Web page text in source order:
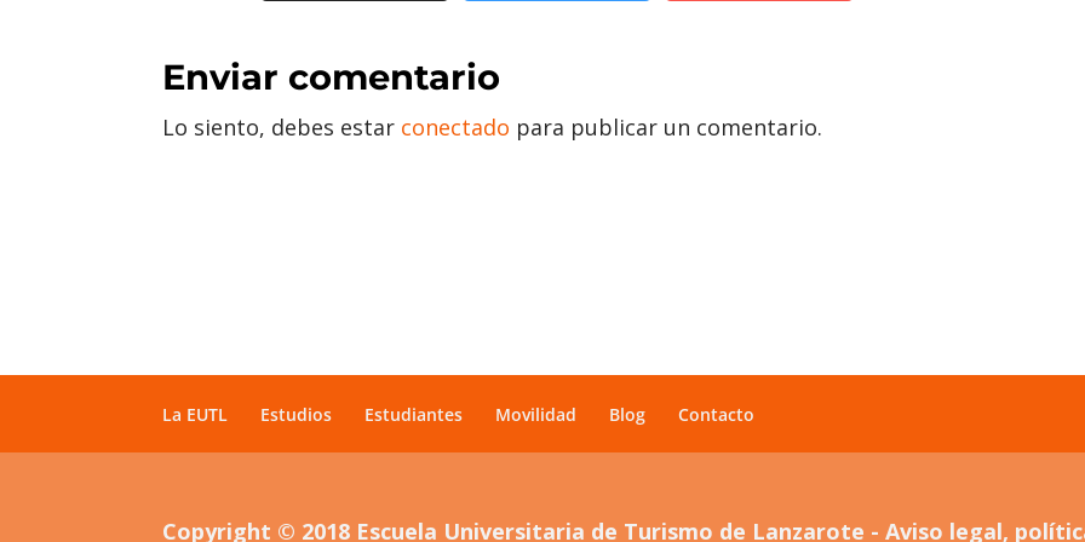
Enviar comentario
Lo siento, debes estar conectado para publicar un comentario.
La EUTL Estudios Estudiantes Movilidad Blog Contacto
Copyright © 2018 Escuela Universitaria de Turismo de Lanzarote - Aviso legal,